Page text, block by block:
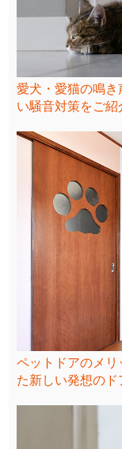
愛犬・愛猫の鳴
い騒音対策をご紹
ペットドアのメ
た新しい発想のド